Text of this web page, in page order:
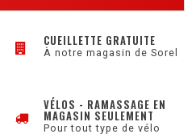
CUEILLETTE GRATUITE
À notre magasin de Sorel
VÉLOS - RAMASSAGE EN
MAGASIN SEULEMENT
Pour tout type de vélo